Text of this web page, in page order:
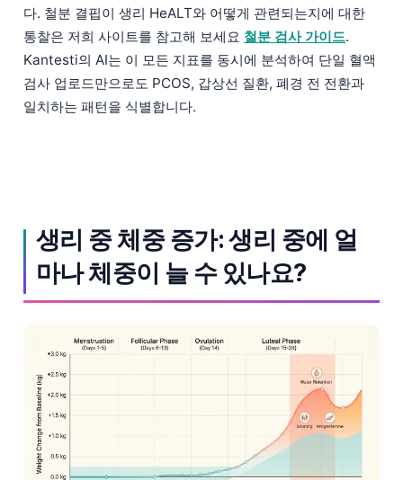
다. 철분 결핍이 생리 HeALT와 어떻게 관련되는지에 대한
통찰은 저희 사이트를 참고해 보세요 철분 검사 가이드.
Kantesti의 AI는 이 모든 지표를 동시에 분석하여 단일 혈액
검사 업로드만으로도 PCOS, 갑상선 질환, 폐경 전 전환과
일치하는 패턴을 식별합니다.
생리 중 체중 증가: 생리 중에 얼
마나 체중이 늘 수 있나요?